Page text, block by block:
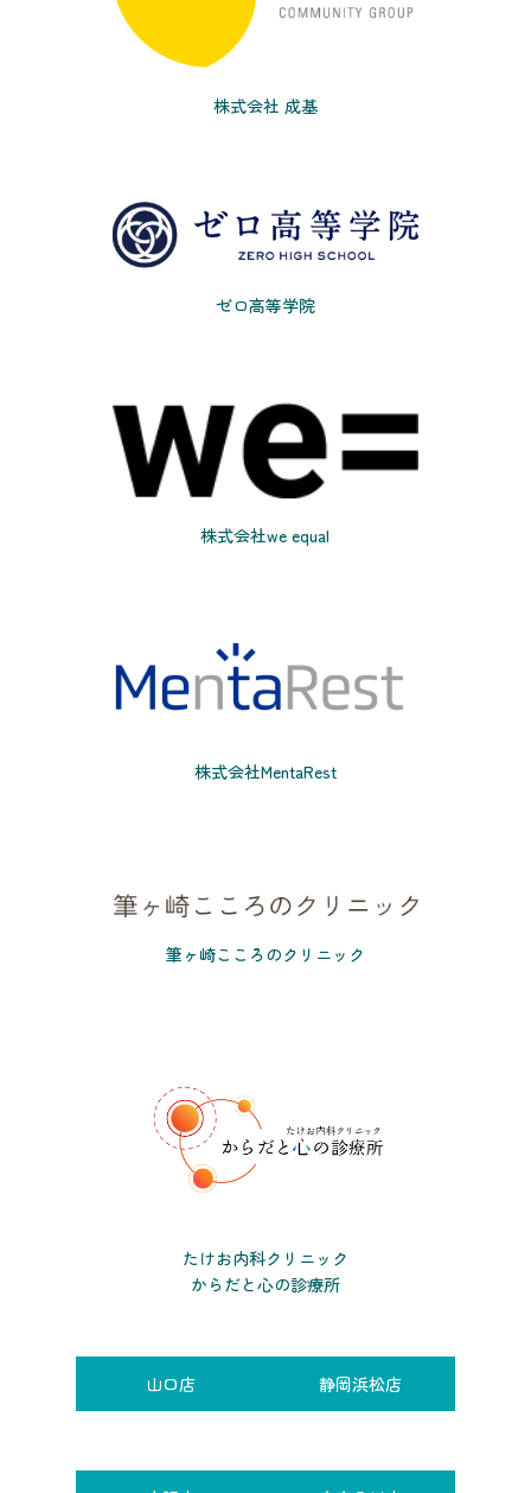
株式会社 成基
ゼロ高等学院
株式会社we equal
株式会社MentaRest
筆ヶ崎こころのクリニック
たけお内科クリニック
からだと心の診療所
山口店 静岡浜松店